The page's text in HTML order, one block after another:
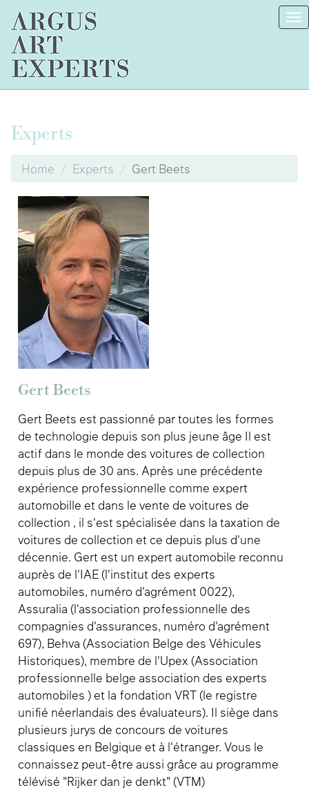
Experts
Home Experts Gert Beets
Gert Beets
Gert Beets est passionné par toutes les formes
de technologie depuis son plus jeune âge Il est
actif dans le monde des voitures de collection
depuis plus de 30 ans. Après une précédente
expérience professionnelle comme expert
automobille et dans le vente de voitures de
collection , il s'est spécialisée dans la taxation de
voitures de collection et ce depuis plus d'une
décennie. Gert est un expert automobile reconnu
auprès de l'IAE (l'institut des experts
automobiles, numéro d'agrément 0022),
Assuralia (l'association professionnelle des
compagnies d'assurances, numéro d'agrément
697), Behva (Association Belge des Véhicules
Historiques), membre de l'Upex (Association
professionnelle belge association des experts
automobiles ) et la fondation VRT (le registre
unifié néerlandais des évaluateurs). Il siège dans
plusieurs jurys de concours de voitures
classiques en Belgique et à l'étranger. Vous le
connaissez peut-être aussi grâce au programme
télévisé "Rijker dan je denkt" (VTM)